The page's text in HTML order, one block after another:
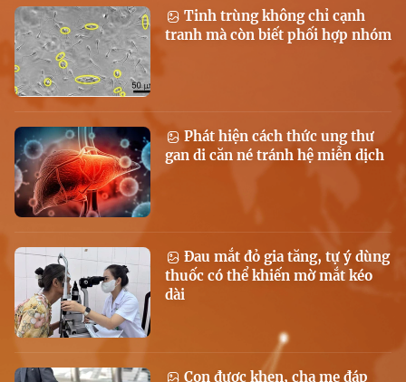
Tinh trùng không chỉ cạnh
tranh mà còn biết phối hợp nhóm
Phát hiện cách thức ung thư
gan di căn né tránh hệ miễn dịch
Đau mắt đỏ gia tăng, tự ý dùng
thuốc có thể khiến mờ mắt kéo
dài
Con được khen, cha mẹ đáp